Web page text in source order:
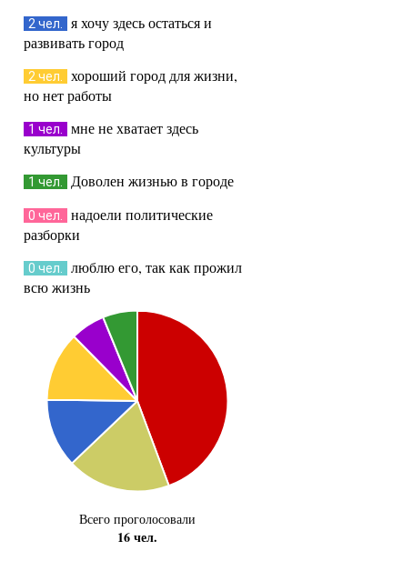
2 чел.
я хочу здесь остаться и
развивать город
2 чел.
хороший город для жизни,
но нет работы
1 чел.
мне не хватает здесь
культуры
1 чел. Доволен жизнью в городе
0 чел.
надоели политические
разборки
0 чел.
люблю его, так как прожил
всю жизнь
Всего проголосовали
16 чел.